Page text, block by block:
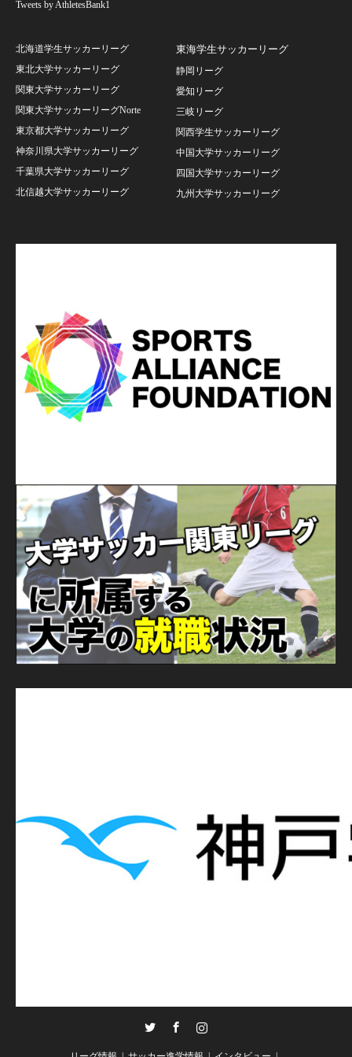
Tweets by AthletesBank1
北海道学生サッカーリーグ
東北大学サッカーリーグ
関東大学サッカーリーグ
関東大学サッカーリーグNorte
東京都大学サッカーリーグ
神奈川県大学サッカーリーグ
千葉県大学サッカーリーグ
北信越大学サッカーリーグ
東海学生サッカーリーグ
静岡リーグ
愛知リーグ
三岐リーグ
関西学生サッカーリーグ
中国大学サッカーリーグ
四国大学サッカーリーグ
九州大学サッカーリーグ